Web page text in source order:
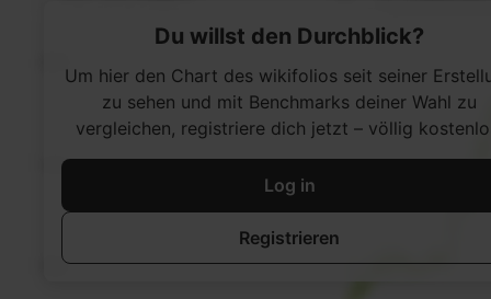
Du willst den Durchblick?
Um hier den Chart des wikifolios seit seiner
zu sehen und mit Benchmarks deiner Wahl zu
vergleichen, registriere dich jetzt – völlig
Registrieren
Log in